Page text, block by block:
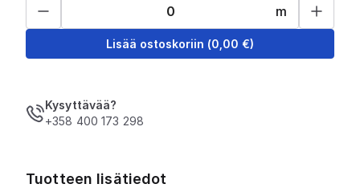
m
Lisää ostoskoriin (0,00 €)
Kysyttävää?
+358 400 173 298
Tuotteen lisätiedot